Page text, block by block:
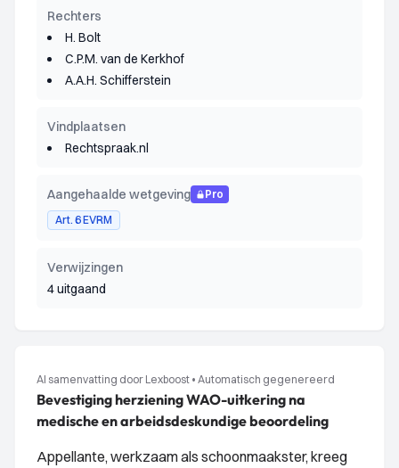
Rechters
H. Bolt
C.P.M. van de Kerkhof
A.A.H. Schifferstein
Vindplaatsen
Rechtspraak.nl
Aangehaalde wetgeving
Pro
Art. 6 EVRM
Verwijzingen
4 uitgaand
AI samenvatting door Lexboost • Automatisch gegenereerd
Bevestiging herziening WAO-uitkering na
medische en arbeidsdeskundige beoordeling
Appellante, werkzaam als schoonmaakster, kreeg